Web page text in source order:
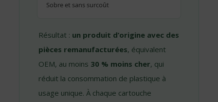
Sobre et sans surcoût
Résultat : un produit d’origine avec des
pièces remanufacturées, équivalent
OEM, au moins 30 % moins cher, qui
réduit la consommation de plastique à
usage unique. À chaque cartouche